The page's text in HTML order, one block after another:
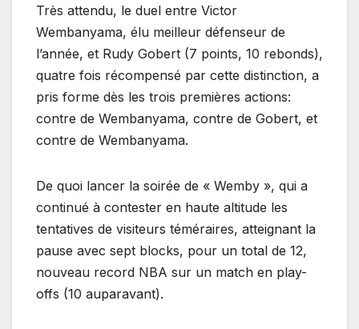
Très attendu, le duel entre Victor
Wembanyama, élu meilleur défenseur de
l’année, et Rudy Gobert (7 points, 10 rebonds),
quatre fois récompensé par cette distinction, a
pris forme dès les trois premières actions:
contre de Wembanyama, contre de Gobert, et
contre de Wembanyama.
De quoi lancer la soirée de « Wemby », qui a
continué à contester en haute altitude les
tentatives de visiteurs téméraires, atteignant la
pause avec sept blocks, pour un total de 12,
nouveau record NBA sur un match en play-
offs (10 auparavant).